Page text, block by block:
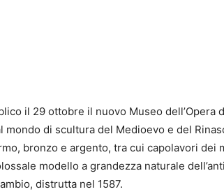
il 29 ottobre il nuovo Museo dell’Opera
mondo di scultura del Medioevo e del
bronzo e argento, tra cui capolavori
modello a grandezza naturale
distrutta nel 1587.